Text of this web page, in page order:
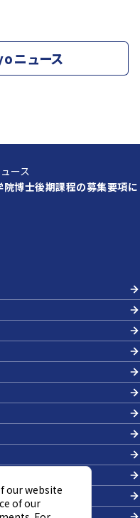
ニュース
ース
院博士後期課程の募集要項に